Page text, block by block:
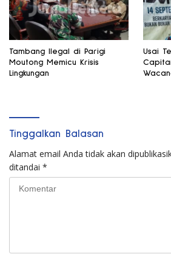
Tambang Ilegal di Parigi
Moutong Memicu Krisis
Lingkungan
Usai
Tinggalkan Balasan
Alamat email Anda tidak akan
ditandai *